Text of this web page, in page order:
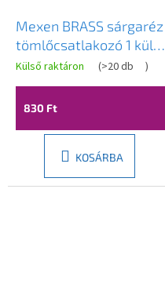
Mexen BRASS sárgaréz
tömlőcsatlakozó 1 külső
menet x 19 mm -
W97421-1019
Külső raktáron (>20 db )
830 Ft
KOSÁRBA